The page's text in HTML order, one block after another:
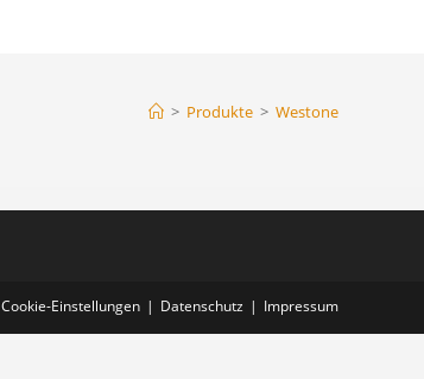
> Produkte > Westone
Cookie-Einstellungen Datenschutz Impressum